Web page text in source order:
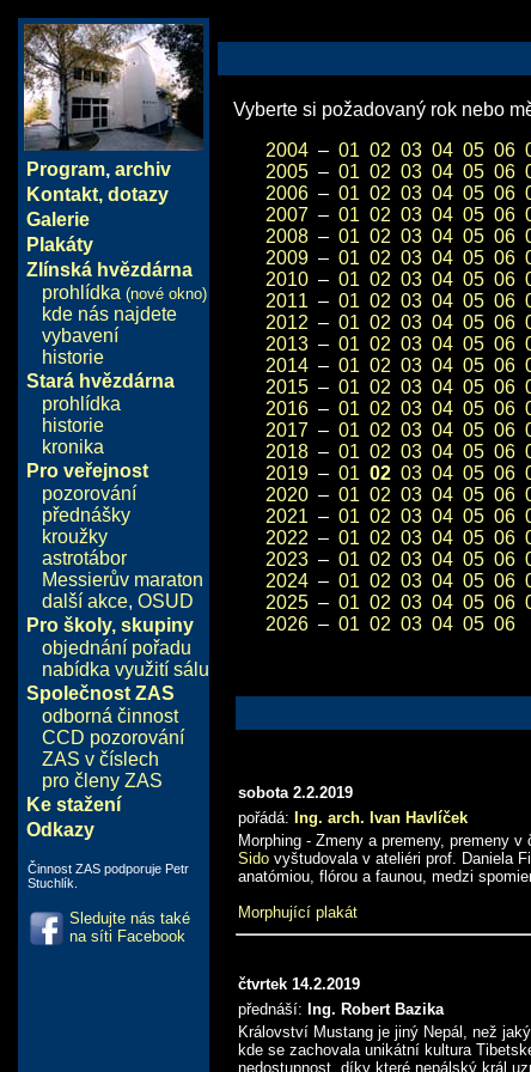
Program, archiv
Kontakt, dotazy
Galerie
Plakáty
Zlínská hvězdárna
prohlídka (nové okno)
kde nás najdete
vybavení
historie
Stará hvězdárna
prohlídka
historie
kronika
Pro veřejnost
pozorování
přednášky
kroužky
astrotábor
Messierův maraton
další akce, OSUD
Pro školy, skupiny
objednání pořadu
nabídka využití sálu
Společnost ZAS
odborná činnost
CCD pozorování
ZAS v číslech
pro členy ZAS
Ke stažení
Odkazy
Činnost ZAS podporuje Petr
Stuchlík.
Sledujte nás také
na síti Facebook
Vyberte si požadovaný rok nebo
2004 – 01 02 03 04 05 06
2005 – 01 02 03 04 05 06
2006 – 01 02 03 04 05 06
2007 – 01 02 03 04 05 06
2008 – 01 02 03 04 05 06
2009 – 01 02 03 04 05 06
2010 – 01 02 03 04 05 06
2011 – 01 02 03 04 05 06
2012 – 01 02 03 04 05 06
2013 – 01 02 03 04 05 06
2014 – 01 02 03 04 05 06
2015 – 01 02 03 04 05 06
2016 – 01 02 03 04 05 06
2017 – 01 02 03 04 05 06
2018 – 01 02 03 04 05 06
2019 – 01 02 03 04 05 06
2020 – 01 02 03 04 05 06
2021 – 01 02 03 04 05 06
2022 – 01 02 03 04 05 06
2023 – 01 02 03 04 05 06
2024 – 01 02 03 04 05 06
2025 – 01 02 03 04 05 06
2026 – 01 02 03 04 05 06
sobota 2.2.2019
pořádá: Ing. arch. Ivan Havlíček
Morphing - Zmeny a premeny, premeny
Sido vyštudovala v ateliéri prof. Daniela
anatómiou, flórou a faunou, medzi
Morphující plakát
čtvrtek 14.2.2019
přednáší: Ing. Robert Bazika
Království Mustang je jiný Nepál, než
kde se zachovala unikátní kultura
nedostupnost, díky které nepálský král